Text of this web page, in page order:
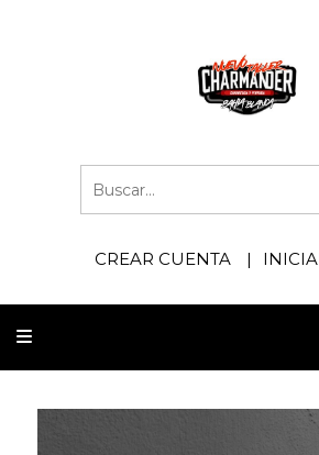
CREAR CUENTA